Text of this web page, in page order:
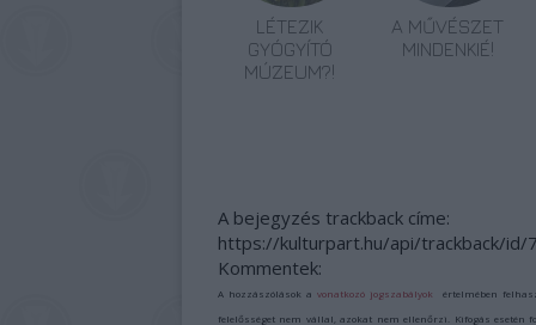
LÉTEZIK
GYÓGYÍTÓ
MÚZEUM?!
A MŰVÉSZET
MINDENKIÉ!
A bejegyzés trackback címe:
https://kulturpart.hu/api/trackback/id/
Kommentek:
A hozzászólások avonatkozó jogszabályok értelmében
felelősséget nem vállal, azokat nem ellenőrzi. Kifogás esetén